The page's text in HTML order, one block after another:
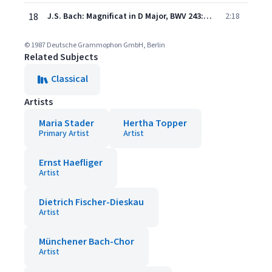
18 J.S. Bach: Magnificat in D Major, BWV 243: XII. Chorus. Gloria Patri 2:18
© 1987 Deutsche Grammophon GmbH, Berlin
Related Subjects
Classical
Artists
Maria Stader
Primary Artist
Hertha Topper
Artist
Ernst Haefliger
Artist
Dietrich Fischer-Dieskau
Artist
Münchener Bach-Chor
Artist